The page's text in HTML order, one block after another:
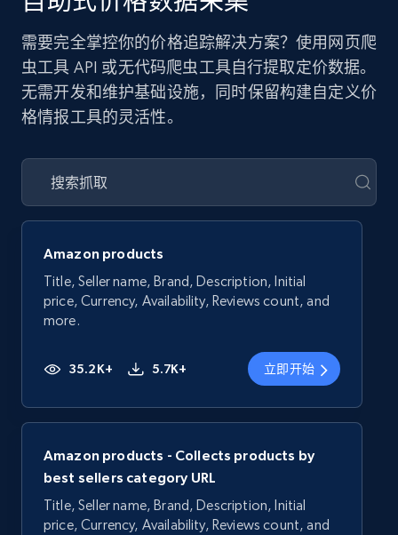
需要完全掌控你的价格追踪解决方案？使用网页爬
虫工具 API 或无代码爬虫工具自行提取定价数据。
无需开发和维护基础设施，同时保留构建自定义价
格情报工具的灵活性。
Amazon products
Title, Seller name, Brand, Description, Initial
price, Currency, Availability, Reviews count, and
more.
35.2K+ 5.7K+ 立即开始
Amazon products - Collects products by
best sellers category URL
Title, Seller name, Brand, Description, Initial
price, Currency, Availability, Reviews count, and